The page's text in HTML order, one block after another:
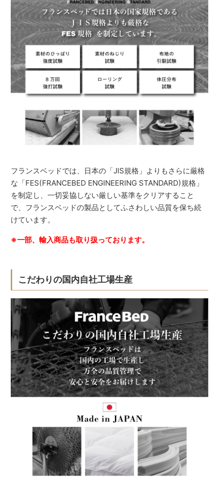
フランスベッドでは、日本の「JIS規格」よりもさらに厳格
な「FES(FRANCEBED ENGINEERING STANDARD)規格」
を制定し、一切妥協しない厳しい基準をクリアすること
で、フランスベッドの製品としてふさわしい品質を保ち続
けています。
※一部、輸入商品も取り扱っております。
こだわりの国内自社工場生産